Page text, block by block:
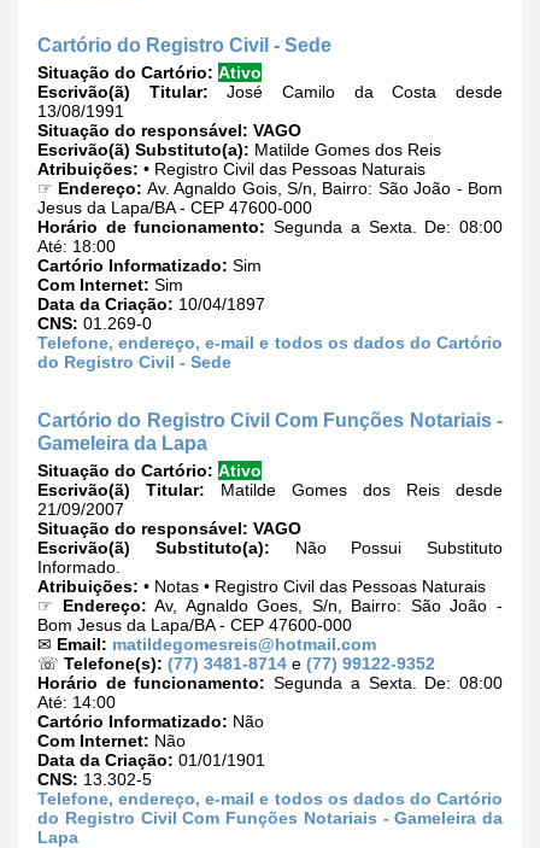
Cartório do Registro Civil - Sede
Situação do Cartório: Ativo
Escrivão(ã) Titular: José Camilo da Costa desde
13/08/1991
Situação do responsável: VAGO
Escrivão(ã) Substituto(a): Matilde Gomes dos Reis
Atribuições: • Registro Civil das Pessoas Naturais
☞ Endereço: Av. Agnaldo Gois, S/n, Bairro: São João - Bom
Jesus da Lapa/BA - CEP 47600-000
Horário de funcionamento: Segunda a Sexta. De: 08:00
Até: 18:00
Cartório Informatizado: Sim
Com Internet: Sim
Data da Criação: 10/04/1897
CNS: 01.269-0
Telefone, endereço, e-mail e todos os dados do Cartório
do Registro Civil - Sede
Cartório do Registro Civil Com Funções Notariais -
Gameleira da Lapa
Situação do Cartório: Ativo
Escrivão(ã) Titular: Matilde Gomes dos Reis desde
21/09/2007
Situação do responsável: VAGO
Escrivão(ã) Substituto(a): Não Possui Substituto
Informado.
Atribuições: • Notas • Registro Civil das Pessoas Naturais
☞ Endereço: Av, Agnaldo Goes, S/n, Bairro: São João -
Bom Jesus da Lapa/BA - CEP 47600-000
✉ Email: matildegomesreis@hotmail.com
☏ Telefone(s): (77) 3481-8714 e (77) 99122-9352
Horário de funcionamento: Segunda a Sexta. De: 08:00
Até: 14:00
Cartório Informatizado: Não
Com Internet: Não
Data da Criação: 01/01/1901
CNS: 13.302-5
Telefone, endereço, e-mail e todos os dados do Cartório
do Registro Civil Com Funções Notariais - Gameleira da
Lapa